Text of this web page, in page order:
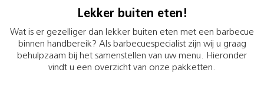
Lekker buiten eten!
Wat is er gezelliger dan lekker buiten eten met een barbecue
binnen handbereik? Als barbecuespecialist zijn wij u graag
behulpzaam bij het samenstellen van uw menu. Hieronder
vindt u een overzicht van onze pakketten.